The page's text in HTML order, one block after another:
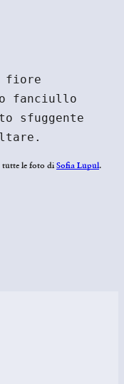
fiore
fanciullo
sfuggente
tutte le foto di Sofia Lupul.